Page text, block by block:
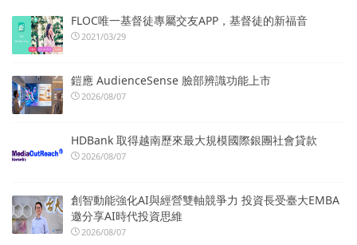
FLOC唯一基督徒專屬交友APP，基督徒的新福音
2021/03/29
鎧應 AudienceSense 臉部辨識功能上市
2026/08/07
HDBank 取得越南歷來最大規模國際銀團社會貸款
2026/08/07
創智動能強化AI與經營雙軸競爭力 投資長受臺大EMBA
邀分享AI時代投資思維
2026/08/07